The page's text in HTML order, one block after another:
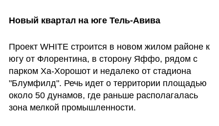
Новый квартал на юге Тель-Авива
Проект WHITE строится в новом жилом районе к
югу от Флорентина, в сторону Яффо, рядом с
парком Ха-Хорошот и недалеко от стадиона
"Блумфилд". Речь идет о территории площадью
около 50 дунамов, где раньше располагалась
зона мелкой промышленности.